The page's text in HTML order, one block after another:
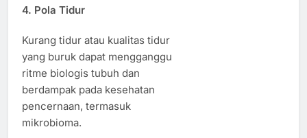
4. Pola Tidur
Kurang tidur atau kualitas tidur
yang buruk dapat mengganggu
ritme biologis tubuh dan
berdampak pada kesehatan
pencernaan, termasuk
mikrobioma.